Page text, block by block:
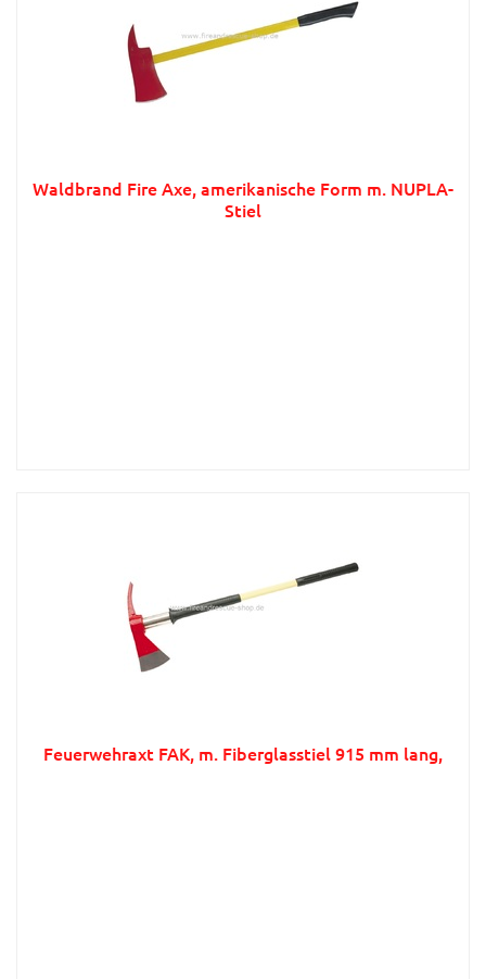
Waldbrand Fire Axe, amerikanische Form m. NUPLA-
Stiel
Feuerwehraxt FAK, m. Fiberglasstiel 915 mm lang,